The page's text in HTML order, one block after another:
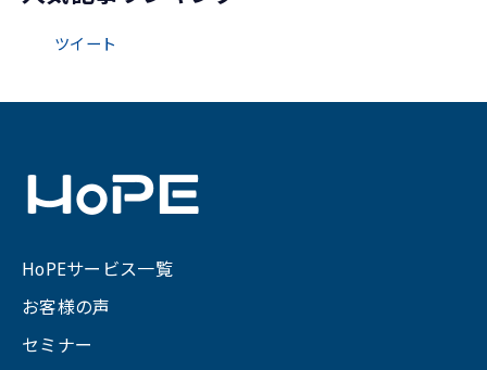
ツイート
HoPEサービス一覧
お客様の声
セミナー